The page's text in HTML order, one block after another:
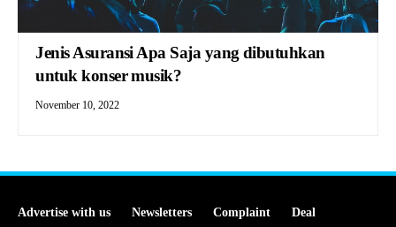
Jenis Asuransi Apa Saja yang dibutuhkan
untuk konser musik?
November 10, 2022
Advertise with us Newsletters Complaint
Deal